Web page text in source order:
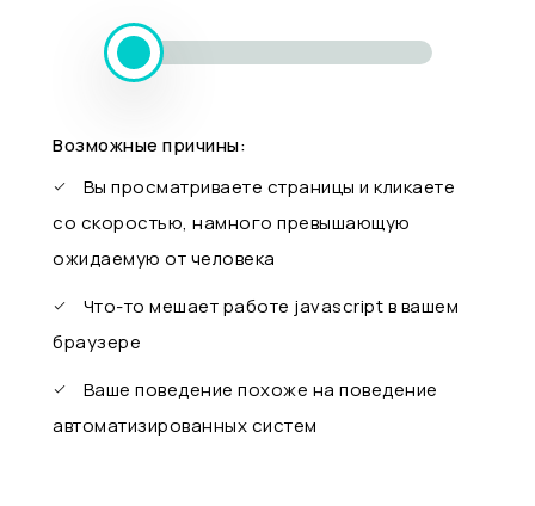
Возможные причины:
Вы просматриваете страницы и кликаете
со скоростью, намного превышающую
ожидаемую от человека
Что-то мешает работе javascript в вашем
браузере
Ваше поведение похоже на поведение
автоматизированных систем